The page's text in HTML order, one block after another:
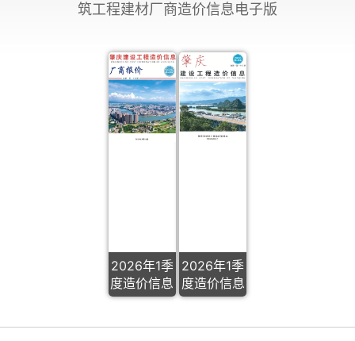
筑工程建材厂商造价信息电子版
2026年1季
度造价信息
2026年1季
度造价信息